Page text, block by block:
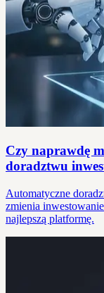
Czy naprawdę
doradztwu
Automatyczne
zmienia
najlepszą platformę.